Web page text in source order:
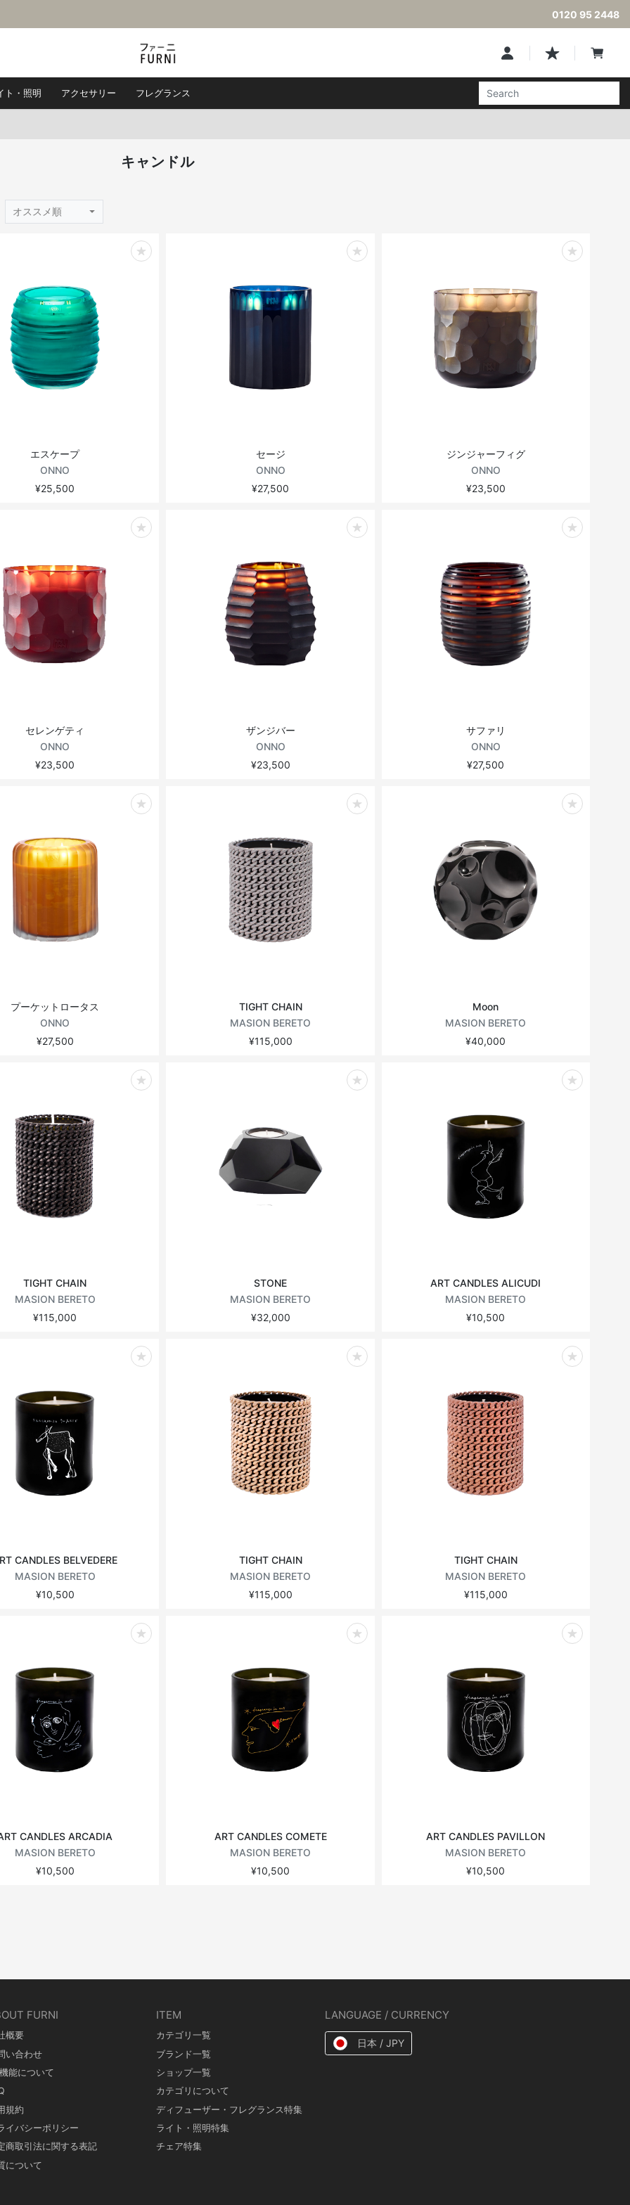
0120 95 2448
ト・照明 アクセサリー フレグランス
キャンドル
オススメ順
エスケープ
ONNO
¥25,500
セージ
ONNO
¥27,500
ジンジャーフィグ
ONNO
¥23,500
セレンゲティ
ONNO
¥23,500
ザンジバー
ONNO
¥23,500
サファリ
ONNO
¥27,500
プーケットロータス
ONNO
¥27,500
TIGHT CHAIN
MASION BERETO
¥115,000
Moon
MASION BERETO
¥40,000
TIGHT CHAIN
MASION BERETO
¥115,000
STONE
MASION BERETO
¥32,000
ART CANDLES ALICUDI
MASION BERETO
¥10,500
CANDLES BELVEDERE
MASION BERETO
¥10,500
TIGHT CHAIN
MASION BERETO
¥115,000
TIGHT CHAIN
MASION BERETO
¥115,000
CANDLES ARCADIA
MASION BERETO
¥10,500
ART CANDLES COMETE
MASION BERETO
¥10,500
ART CANDLES PAVILLON
MASION BERETO
¥10,500
FURNI
概要
い合わせ
能について
規約
イバシーポリシー
商取引法に関する表記
について
ITEM
カテゴリ一覧
ブランド一覧
ショップ一覧
カテゴリについて
ディフューザー・フレグランス特集
ライト・照明特集
チェア特集
LANGUAGE / CURRENCY
日本 / JPY